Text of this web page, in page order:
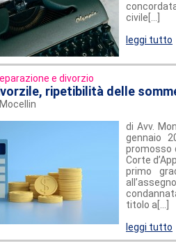
civile[...]
leggi tutto
e divorzio
ripetibilità delle
di Avv.
gennaio
promosso
Corte
primo
titolo a[...]
leggi tutto